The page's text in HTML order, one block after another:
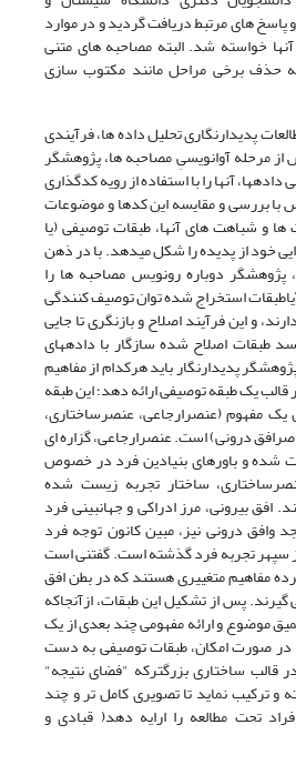
پاسخ های مرتبط دریافت گردید و در موارد
خواسته شد. البته مصاحبه های متنی
حذف برخی مراحل مانند مکتوب سازی
پدیدارنگاری تحلیل داده ها، فرآیندی
مرحله آوانویسیِ مصاحبه ها، پژوهشگر
آنها را با استفاده از رویه کدگذاری
بررسی و مقایسه این کدها و موضوعات
و شباهت های آنها، طبقات توصیفی (یا
خود از پدیده را شکل میدهد. با در ذهن
پژوهشگر دوباره رونویس مصاحبه ها را
استخراج شده توان توصیف کنندگی
و این فرآیند اصلاح و بازنگری تا جایی
طبقات اصلاح شده سازگار با دادههای
پدیدارنگار باید هرکدام از مفاهیم
یک طبقه توصیفی ارائه دهد؛ این طبقه
مفهوم (عنصرارجاعی، عنصرساختاری،
درونی) است. عنصرارجاعی، گزاره ای
شده و باورهای بنیادین فرد در خصوص
ساختار تجربه زیست شده
افق بیرونی، مرز ادراکی و جهانبینی فرد
وافق درونی نیز، مبین کانون توجه فرد
سپهر تجربه فرد گذشته است. گفتنی است
مفاهیم متغییری هستند که در بطن افق
پس از تشکیل این طبقات، ازآنجاکه
موضوع و ارائه مفهومی چند بعدی از یک
در صورت امکان، طبقات توصیفی به دست
قالب ساختاری بزرگترکه "فضای نتیجه"
و ترکیب نماید تا تصویری کامل تر و چند
تحت مطالعه را ارایه دهد( قبادی و